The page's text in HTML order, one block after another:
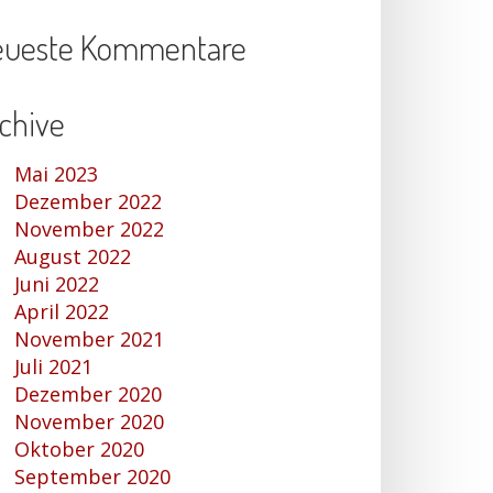
Kommentare
Mai 2023
Dezember 2022
November 2022
August 2022
Juni 2022
April 2022
November 2021
Juli 2021
Dezember 2020
November 2020
Oktober 2020
September 2020